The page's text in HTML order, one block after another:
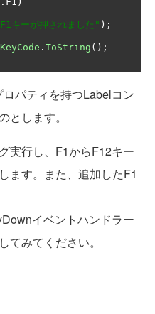
キーが押されました" );
KeyCode . ToString ();
パティを持つLabelコン
とします。
実行し、F1からF12キー
ます。また、追加したF1
イベントハンドラー
てみてください。